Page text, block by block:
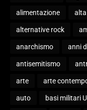
alimentazione
alternative rock
anarchismo anni
antisemitismo
arte arte
auto basi militari